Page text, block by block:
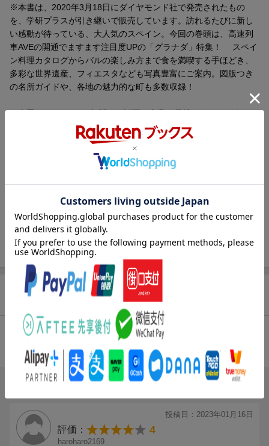
※本書は、2020年3月18日にダイヤモンド社で発売されたもの
を、学研プラスが引き継いで販売しています。訪れるたびに新し
い感動が待っている、大人気のスペイン。今回の巻頭は、高速列
車AVEの開通でますます注目度UPの「グラナダ」特集！ スペイ
ン料理カタログからバルの楽しみ方まで食を満喫する手ほどき、
多彩な世界遺産、フィエスタなども写真豊富にご案内。図版つき
の名所ガイドや、各地の魅力的な町も多数収録！
※今回の2020〜2021年版には以下の内容が収録されています。
・祝！ 高速列車AVE開通 注目の「グラナダ」へ行こう！
・スペイングルメを攻略しよう！
・スペインの世界遺産
・スペインの情熱を体験！ フラメンコ
・季節を彩る華やかな祭り フィエスタ
・リーガ・エスパニョーラ観戦ガイド
・生死をかけた熱いドラマ 闘牛
・一度は泊まりたい！ 絶景のパラドール
・おみやげコレクション＆スーパーマーケット
●本書に掲載されているおもな都市・観光地
マドリード ／ カスティーリャ ／ ラ・マンチャ
マドリード、チンチョン、エル・エスコリアル、アルカラ・デ・
エナーレス、トレド、アランフェス、ラ・マンチャ地方、クエン
カ、シグエンサ ／ …ほか
ンカ、グアダルーペ、カセレス、メリダ ／ …ほか
内容紹介（JPROより）
様々な民族と文化が交錯し今もその記憶を街のあちこちにとどめ
ている国、スペイン。その多彩な魅力を味わい尽くすガイドブッ
ク。※本書は、2020年3月18日にダイヤモンド社で発売されたも
のを、学研プラスが引き継いで販売しています。
商品レビュー（1件）
総合評価：
条件に満たないため、評価は表示できません。
投稿日：2023年01月16日
評価： 4
haroharo2169